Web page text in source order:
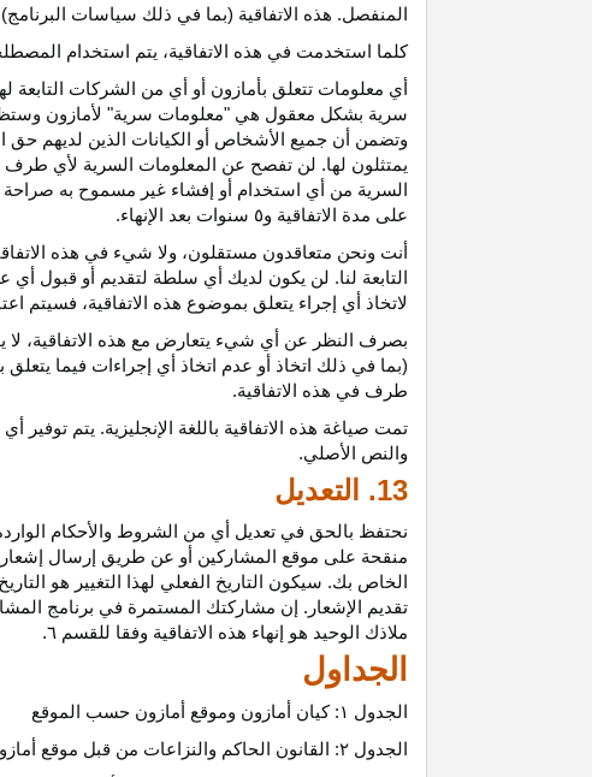
المنفصل. هذه الاتفاقية (بما في ذلك سياسات البرنامج)
كلما استخدمت في هذه الاتفاقية، يتم استخدام
أي معلومات تتعلق بأمازون أو أي من الشركات التابعة
سرية بشكل معقول هي "معلومات سرية" لأمازون وستظل
وتضمن أن جميع الأشخاص أو الكيانات الذين لديهم حق
يمتثلون لها. لن تفصح عن المعلومات السرية لأي طرف
السرية من أي استخدام أو إفشاء غير مسموح به صراحة
على مدة الاتفاقية و٥ سنوات بعد الإنهاء.
أنت ونحن متعاقدون مستقلون، ولا شيء في هذه
التابعة لنا. لن يكون لديك أي سلطة لتقديم أو قبول
لاتخاذ أي إجراء يتعلق بموضوع هذه
الاتفاقية، فسيتم
بصرف النظر عن أي شيء يتعارض مع هذه
الاتفاقية،
(بما في ذلك اتخاذ أو عدم اتخاذ أي إجراءات فيما
طرف في هذه الاتفاقية.
تمت صياغة هذه الاتفاقية باللغة الإنجليزية. يتم توفير أي
والنص
الأصلي.
13. التعديل
نحتفظ بالحق في تعديل أي من الشروط والأحكام
منقحة على موقع المشاركين أو عن طريق إرسال إشعار
الخاص بك. سيكون التاريخ الفعلي لهذا التغيير هو التاريخ
تقديم الإشعار. إن مشاركتك المستمرة في برنامج
ملاذك الوحيد هو إنهاء هذه الاتفاقية وفقا للقسم ٦.
الجداول
الجدول ۱:
كيان أمازون وموقع أمازون حسب الموقع
الجدول ۲: القانون الحاكم والنزاعات من قبل موقع